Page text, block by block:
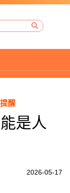
醒
是人
2026-05-17